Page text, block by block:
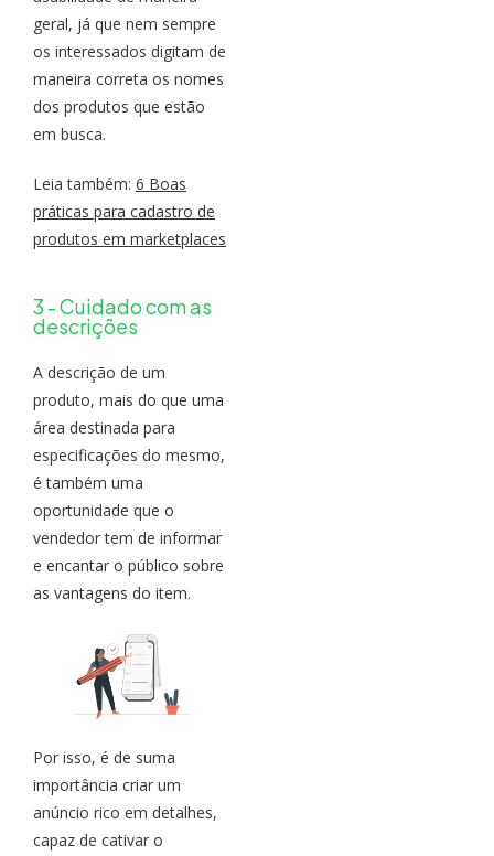
geral, já que nem sempre
os interessados digitam de
maneira correta os nomes
dos produtos que estão
em busca.
Leia também: 6 Boas
práticas para cadastro de
produtos em marketplaces
3 - Cuidado com as
descrições
A descrição de um
produto, mais do que uma
área destinada para
especificações do mesmo,
é também uma
oportunidade que o
vendedor tem de informar
e encantar o público sobre
as vantagens do item.
Por isso, é de suma
importância criar um
anúncio rico em detalhes,
capaz de cativar o